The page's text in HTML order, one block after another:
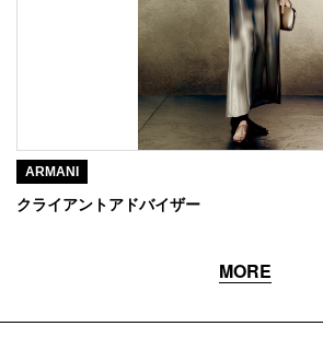
ARMANI
クライアントアドバイザー
MORE